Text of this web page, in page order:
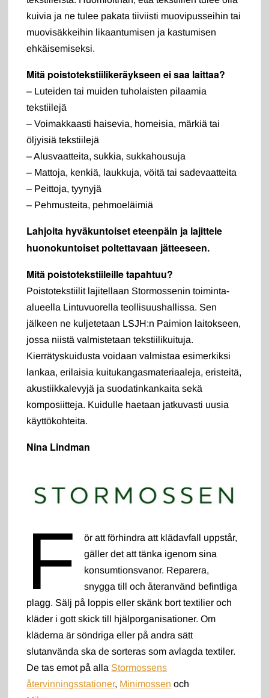
kuivia ja ne tulee pakata tiiviisti muovipusseihin tai
muovisäkkeihin likaantumisen ja kastumisen
ehkäisemiseksi.
Mitä poistotekstiilikeräykseen ei saa laittaa?
– Luteiden tai muiden tuholaisten pilaamia
tekstiilejä
– Voimakkaasti haisevia, homeisia, märkiä tai
öljyisiä tekstiilejä
– Alusvaatteita, sukkia, sukkahousuja
– Mattoja, kenkiä, laukkuja, vöitä tai sadevaatteita
– Peittoja, tyynyjä
– Pehmusteita, pehmoeläimiä
Lahjoita hyväkuntoiset eteenpäin ja lajittele
huonokuntoiset poltettavaan jätteeseen.
Mitä poistotekstiileille tapahtuu?
Poistotekstiilit lajitellaan Stormossenin toiminta-
alueella Lintuvuorella teollisuushallissa. Sen
jälkeen ne kuljetetaan LSJH:n Paimion laitokseen,
jossa niistä valmistetaan tekstiilikuituja.
Kierrätyskuidusta voidaan valmistaa esimerkiksi
lankaa, erilaisia kuitukangasmateriaaleja, eristeitä,
akustiikkalevyjä ja suodatinkankaita sekä
komposiitteja. Kuidulle haetaan jatkuvasti uusia
käyttökohteita.
Nina Lindman
F
ör att förhindra att klädavfall uppstår,
gäller det att tänka igenom sina
konsumtionsvanor. Reparera,
snygga till och återanvänd befintliga
plagg. Sälj på loppis eller skänk bort textilier och
kläder i gott skick till hjälporganisationer. Om
kläderna är söndriga eller på andra sätt
slutanvända ska de sorteras som avlagda textiler.
De tas emot på alla Stormossens
återvinningsstationer, Minimossen och